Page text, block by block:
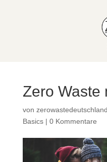
Zero Waste
von zerowastedeutschland
Basics| 0 Kommentare